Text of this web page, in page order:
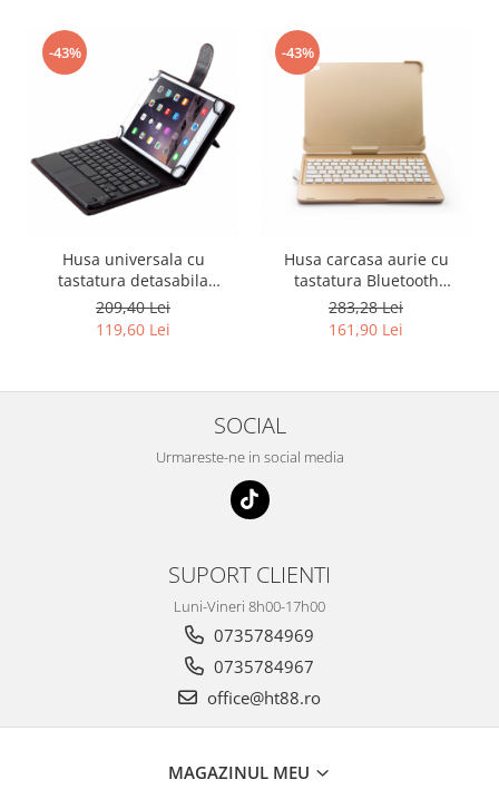
-43%
Husa universala cu
tastatura detasabila
bluetooth si touchpad
pentru tablete 7 - 8 inch
Android, Windows, negru
209,40 Lei
119,60 Lei
-43%
Husa carcasa aurie cu
tastatura Bluetooth
Wireless pentru iPad Air,
iPad Air 2, iPad Pro 9.7, iPad
9.7 2017, 2018
283,28 Lei
161,90 Lei
SOCIAL
Urmareste-ne in social media
SUPORT CLIENTI
Luni-Vineri 8h00-17h00
0735784969
0735784967
office@ht88.ro
MAGAZINUL MEU